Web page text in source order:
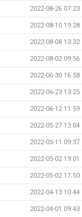
2022-08-26 07:23
2022-08-10 19:28
2022-08-08 13:32
2022-08-02 09:56
2022-06-30 16:58
2022-06-23 13:25
2022-06-12 11:59
2022-05-27 13:04
2022-05-11 09:37
2022-05-02 19:01
2022-05-02 17:50
2022-04-13 10:44
2022-04-01 09:43